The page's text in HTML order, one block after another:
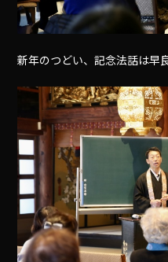
新年のつどい、記念法話は早